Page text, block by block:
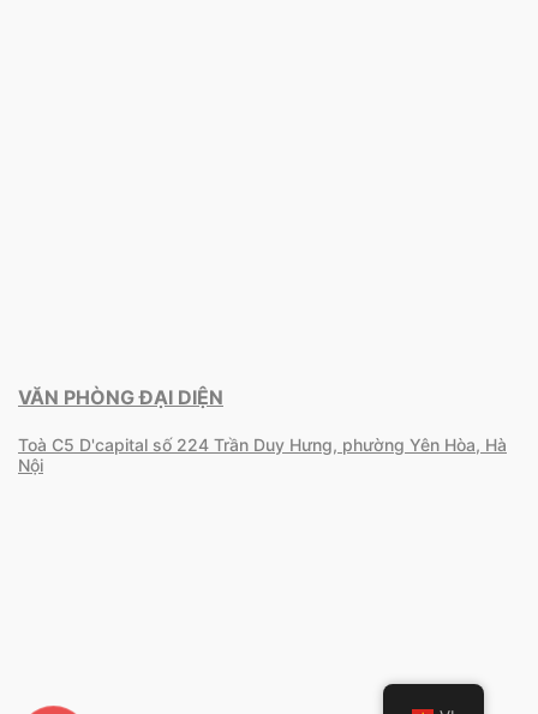
VĂN PHÒNG ĐẠI DIỆN
Toà C5 D'capital số 224 Trần Duy Hưng, phường Yên Hòa, Hà
Nội